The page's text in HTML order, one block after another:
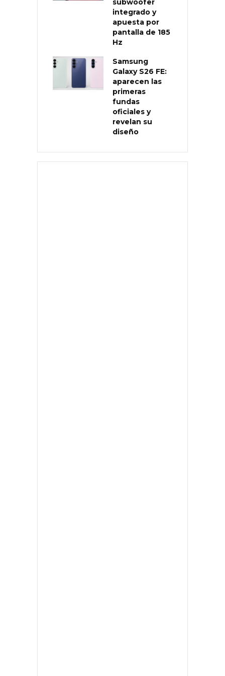
subwoofer
integrado y
apuesta por
pantalla de 185
Hz
Samsung
Galaxy S26 FE:
aparecen las
primeras
fundas
oficiales y
revelan su
diseño